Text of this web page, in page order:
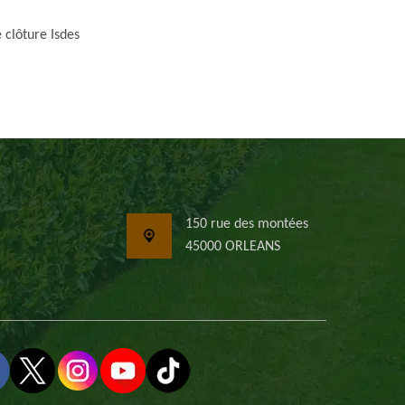
clôture Isdes
150 rue des montées
45000 ORLEANS